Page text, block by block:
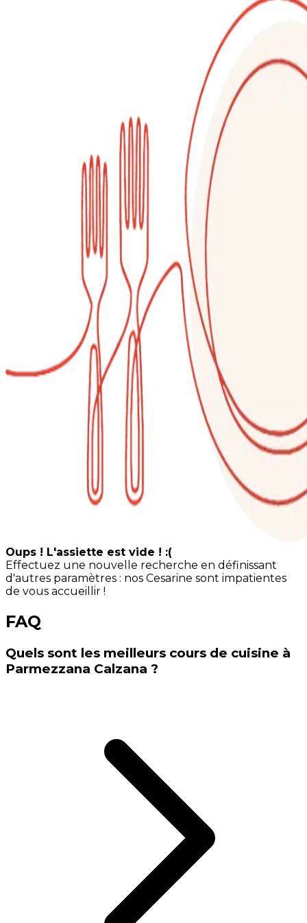
Oups ! L'assiette est vide ! :(
Effectuez une nouvelle recherche en définissant
d'autres paramètres : nos Cesarine sont impatientes
de vous accueillir !
FAQ
Quels sont les meilleurs cours de cuisine à
Parmezzana Calzana ?